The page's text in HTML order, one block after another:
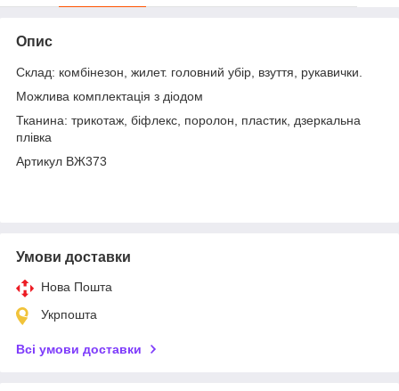
Опис
Склад: комбінезон, жилет. головний убір, взуття, рукавички.
Можлива комплектація з діодом
Тканина: трикотаж, біфлекс, поролон, пластик, дзеркальна
плівка
Артикул ВЖ373
Умови доставки
Нова Пошта
Укрпошта
Всі умови доставки